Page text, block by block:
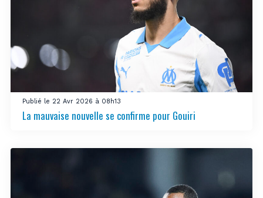
Publié le 22 Avr 2026 à 08h13
La mauvaise nouvelle se confirme pour Gouiri